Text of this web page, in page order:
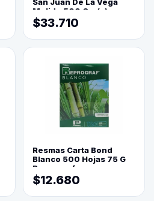
San Juan De La Vega
Molido 500 Grs(=)
$33.710
Resmas Carta Bond
Blanco 500 Hojas 75 G
Reprograf.
$12.680